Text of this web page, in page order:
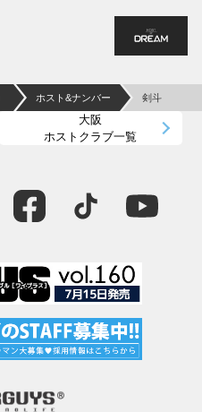
ホスト&ナンバー 剣斗
大阪
ホストクラブ一覧